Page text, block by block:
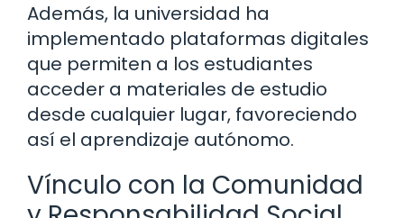
Además, la universidad ha
implementado plataformas digitales
que permiten a los estudiantes
acceder a materiales de estudio
desde cualquier lugar, favoreciendo
así el aprendizaje autónomo.
Vínculo con la Comunidad